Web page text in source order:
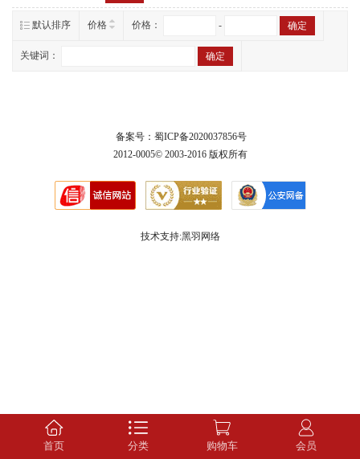
默认排序 价格 价格： -
关键词：
备案号： 蜀ICP备2020037856号
2012-0005© 2003-2016 版权所有
技术支持:黑羽网络
首页 分类 购物车 会员